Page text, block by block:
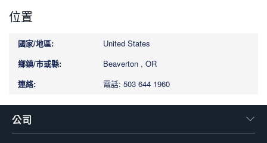
位置
United States
Beaverton , OR
電話: 503 644 1960
公司